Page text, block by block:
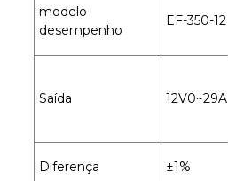
modelo
desempenho
EF-350-12
Saída 12V0~29A
Diferença ±1%